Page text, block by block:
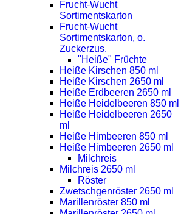
Frucht-Wucht
Sortimentskarton
Frucht-Wucht
Sortimentskarton, o.
Zuckerzus.
"Heiße" Früchte
Heiße Kirschen 850 ml
Heiße Kirschen 2650 ml
Heiße Erdbeeren 2650 ml
Heiße Heidelbeeren 850 ml
Heiße Heidelbeeren 2650
ml
Heiße Himbeeren 850 ml
Heiße Himbeeren 2650 ml
Milchreis
Milchreis 2650 ml
Röster
Zwetschgenröster 2650 ml
Marillenröster 850 ml